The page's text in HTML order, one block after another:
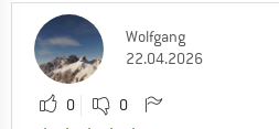
Wolfgang
22.04.2026
0 0